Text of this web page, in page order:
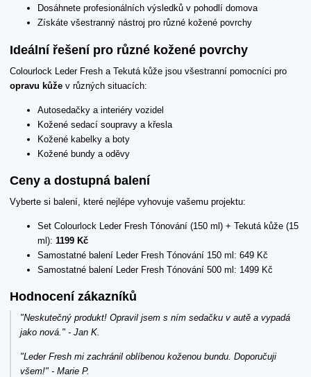
Dosáhnete profesionálních výsledků v pohodlí domova
Získáte všestranný nástroj pro různé kožené povrchy
Ideální řešení pro různé kožené povrchy
Colourlock Leder Fresh a Tekutá kůže jsou všestranní pomocníci pro
opravu kůže v různých situacích:
Autosedačky a interiéry vozidel
Kožené sedací soupravy a křesla
Kožené kabelky a boty
Kožené bundy a oděvy
Ceny a dostupná balení
Vyberte si balení, které nejlépe vyhovuje vašemu projektu:
Set Colourlock Leder Fresh Tónování (150 ml) + Tekutá kůže (15
ml): 1199 Kč
Samostatné balení Leder Fresh Tónování 150 ml: 649 Kč
Samostatné balení Leder Fresh Tónování 500 ml: 1499 Kč
Hodnocení zákazníků
"Neskutečný produkt! Opravil jsem s ním sedačku v autě a vypadá
jako nová." - Jan K.
"Leder Fresh mi zachránil oblíbenou koženou bundu. Doporučuji
všem!" - Marie P.